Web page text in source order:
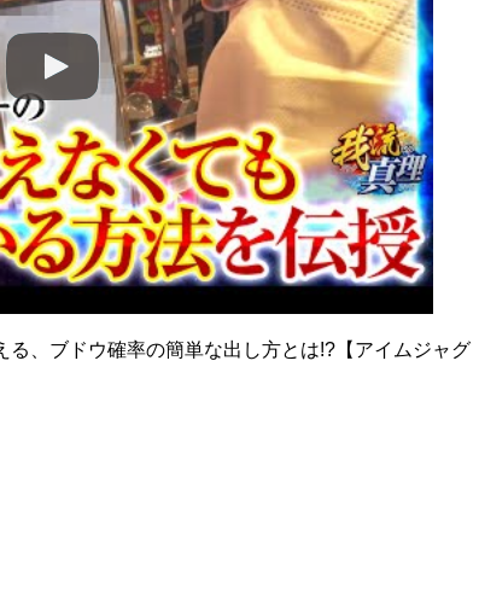
、ブドウ確率の簡単な出し方とは!?【アイムジャグ